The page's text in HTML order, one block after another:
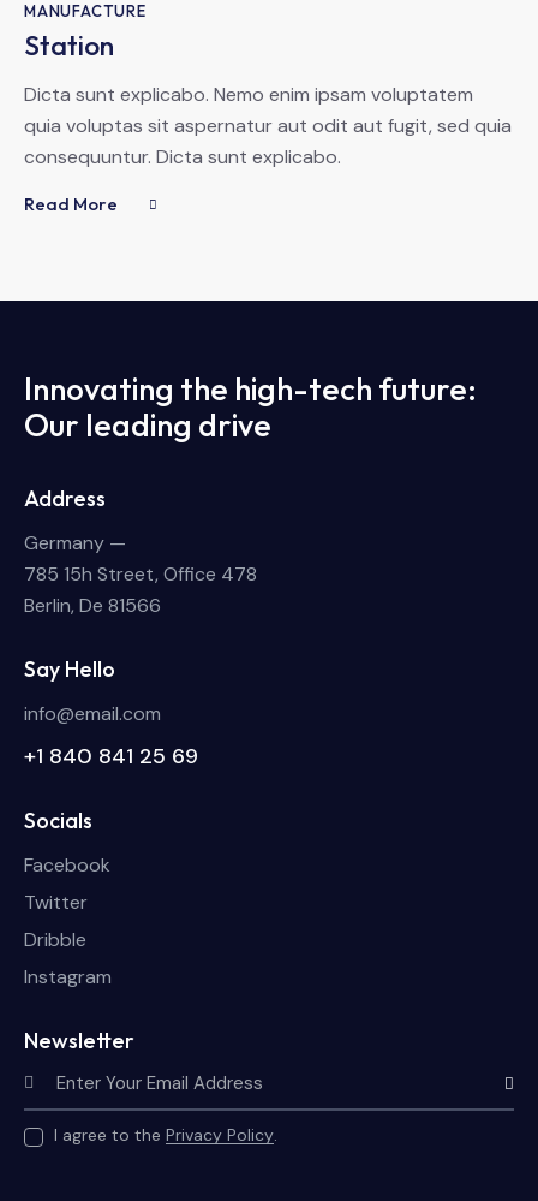
MANUFACTURE
Station
Dicta sunt explicabo. Nemo enim ipsam voluptatem
quia voluptas sit aspernatur aut odit aut fugit, sed quia
consequuntur. Dicta sunt explicabo.
Read More
Innovating the high-tech future:
Our leading drive
Address
Germany —
785 15h Street, Office 478
Berlin, De 81566
Say Hello
info@email.com
+1 840 841 25 69
Socials
Facebook
Twitter
Dribble
Instagram
Newsletter
I agree to the Privacy Policy.